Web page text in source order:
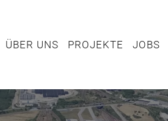
ÜBER UNS PROJEKTE JOBS